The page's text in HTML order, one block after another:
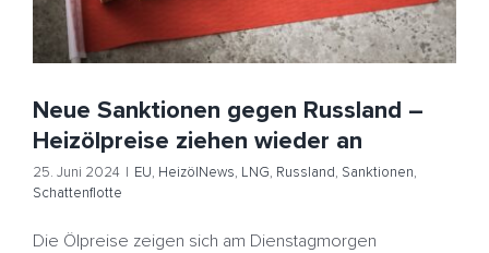
Neue Sanktionen gegen Russland –
Heizölpreise ziehen wieder an
25. Juni 2024 | EU, HeizölNews, LNG, Russland, Sanktionen,
Schattenflotte
Die Ölpreise zeigen sich am Dienstagmorgen